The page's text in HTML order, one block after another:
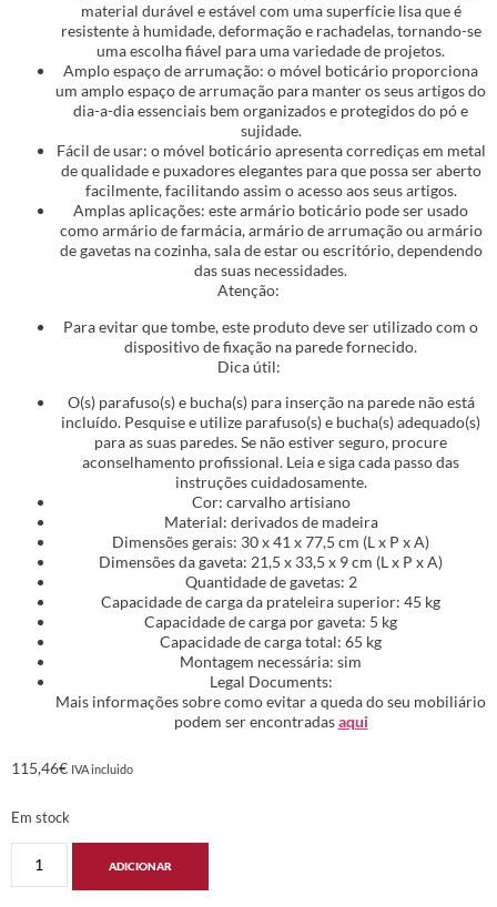
material durável e estável com uma superfície lisa que é
resistente à humidade, deformação e rachadelas, tornando-se
uma escolha fiável para uma variedade de projetos.
Amplo espaço de arrumação: o móvel boticário proporciona
um amplo espaço de arrumação para manter os seus artigos do
dia-a-dia essenciais bem organizados e protegidos do pó e
sujidade.
Fácil de usar: o móvel boticário apresenta corrediças em metal
de qualidade e puxadores elegantes para que possa ser aberto
facilmente, facilitando assim o acesso aos seus artigos.
Amplas aplicações: este armário boticário pode ser usado
como armário de farmácia, armário de arrumação ou armário
de gavetas na cozinha, sala de estar ou escritório, dependendo
das suas necessidades.
Atenção:
Para evitar que tombe, este produto deve ser utilizado com o
dispositivo de fixação na parede fornecido.
Dica útil:
O(s) parafuso(s) e bucha(s) para inserção na parede não está
incluído. Pesquise e utilize parafuso(s) e bucha(s) adequado(s)
para as suas paredes. Se não estiver seguro, procure
aconselhamento profissional. Leia e siga cada passo das
instruções cuidadosamente.
Cor: carvalho artisiano
Material: derivados de madeira
Dimensões gerais: 30 x 41 x 77,5 cm (L x P x A)
Dimensões da gaveta: 21,5 x 33,5 x 9 cm (L x P x A)
Quantidade de gavetas: 2
Capacidade de carga da prateleira superior: 45 kg
Capacidade de carga por gaveta: 5 kg
Capacidade de carga total: 65 kg
Montagem necessária: sim
Legal Documents:
Mais informações sobre como evitar a queda do seu mobiliário
podem ser encontradasaqui
115,46€ IVA incluido
Em stock
ADICIONAR